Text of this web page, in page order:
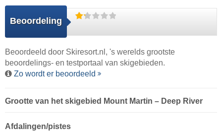
Beoordeling
Beoordeeld door Skiresort.nl , 's werelds grootste
beoordelings- en testportaal van skigebieden.
Zo wordt er beoordeeld
Grootte van het skigebied Mount Martin – Deep River
Afdalingen/pistes